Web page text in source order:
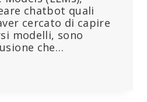
chatbot quali
cercato di capire
modelli, sono
che…